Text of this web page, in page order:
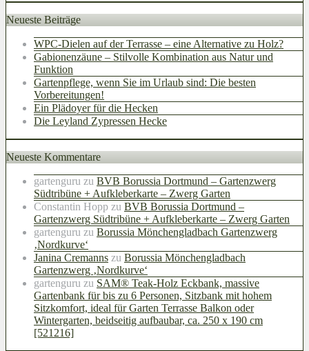
Neueste Beiträge
WPC-Dielen auf der Terrasse – eine Alternative zu Holz?
Gabionenzäune – Stilvolle Kombination aus Natur und
Funktion
Gartenpflege, wenn Sie im Urlaub sind: Die besten
Vorbereitungen!
Ein Plädoyer für die Hecken
Die Leyland Zypressen Hecke
Neueste Kommentare
gartenguru zu BVB Borussia Dortmund – Gartenzwerg
Südtribüne + Aufkleberkarte – Zwerg Garten
Constantin Hopp zu BVB Borussia Dortmund –
Gartenzwerg Südtribüne + Aufkleberkarte – Zwerg Garten
gartenguru zu Borussia Mönchengladbach Gartenzwerg
‚Nordkurve‘
Janina Cremanns zu Borussia Mönchengladbach
Gartenzwerg ‚Nordkurve‘
gartenguru zu SAM® Teak-Holz Eckbank, massive
Gartenbank für bis zu 6 Personen, Sitzbank mit hohem
Sitzkomfort, ideal für Garten Terrasse Balkon oder
Wintergarten, beidseitig aufbaubar, ca. 250 x 190 cm
[521216]